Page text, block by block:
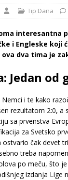
Tip Dana
interesantna
i Engleske koji
dva tima je
Jedan
i te kako
rezultatom 2:0, a
sa prvenstva
za Svetsko
ostvario čak devet
treba
po meču, što
izdanja Lige